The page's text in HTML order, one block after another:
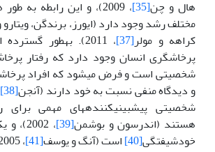
هال و چن[35]
، 2009)، و این رابطه به
مختلف رشد وجود دارد (ایورز، برندگن، ویتارو
کراهه و مولر[37]
، 2011). به­طور
پرخاشگری انسان وجود دارد که رفتار
شخصیتی است و فرض می­شود که افراد
و دیدگاه منفی نسبت به خود دارند (آنجن[38]
شخصیتی پیش­بینی­کننده­های مهمی برای
هستند (اندرسون و بوشمن[39]
،
خودشیفتگی[40] است (آنگ و یوسف[41]
، 2005).